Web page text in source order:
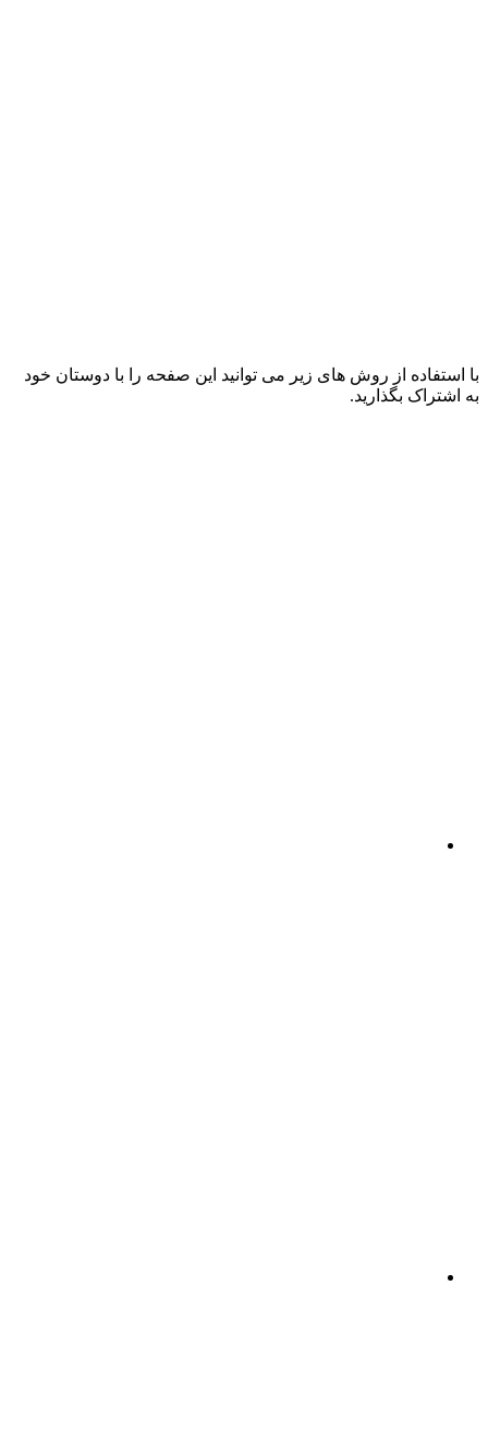
با استفاده از روش های زیر می توانید این صفحه را با دوستان خود
به اشتراک بگذارید.